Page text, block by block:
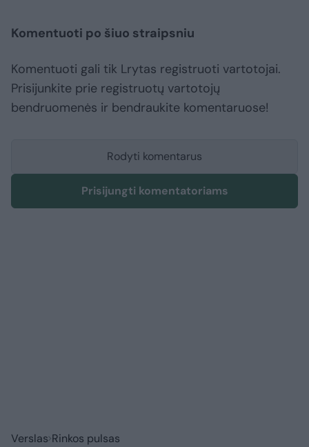
Komentuoti po šiuo straipsniu
Komentuoti gali tik Lrytas registruoti vartotojai.
Prisijunkite prie registruotų vartotojų
bendruomenės ir bendraukite komentaruose!
Rodyti komentarus
Prisijungti komentatoriams
Verslas Rinkos pulsas